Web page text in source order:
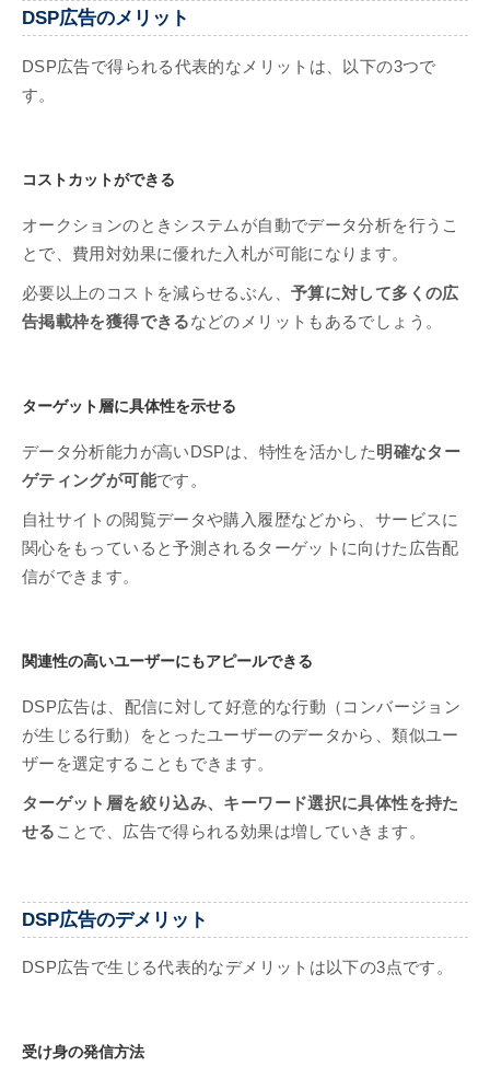
DSP広告のメリット
DSP広告で得られる代表的なメリットは、以下の3つで
す。
コストカットができる
オークションのときシステムが自動でデータ分析を行うこ
とで、費用対効果に優れた入札が可能になります。
必要以上のコストを減らせるぶん、 予算に対して多くの広
告掲載枠を獲得できるなどのメリットもあるでしょう。
ターゲット層に具体性を示せる
データ分析能力が高いDSPは、特性を活かした明確なター
ゲティングが可能です。
自社サイトの閲覧データや購入履歴などから、サービスに
関心をもっていると予測されるターゲットに向けた広告配
信ができます。
関連性の高いユーザーにもアピールできる
DSP広告は、配信に対して好意的な行動（コンバージョン
が生じる行動）をとったユーザーのデータから、類似ユー
ザーを選定することもできます。
ターゲット層を絞り込み、キーワード選択に具体性を持た
せる ことで、広告で得られる効果は増していきます。
DSP広告のデメリット
DSP広告で生じる代表的なデメリットは以下の3点です。
受け身の発信方法